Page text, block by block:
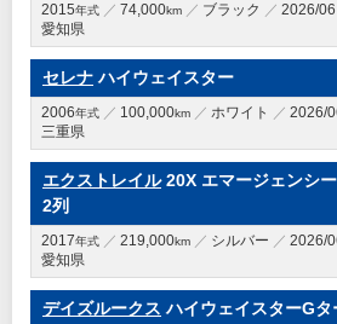
2015年式 74,000km ブラック
2026/06
愛知県
セレナハイウェイスター
2006年式 100,000km ホワイト
2026/
三重県
エクストレイル20X エマージェンシ
2列
2017年式 219,000km シルバー
2026/
愛知県
デイズルークス ハイウェイスターGタ